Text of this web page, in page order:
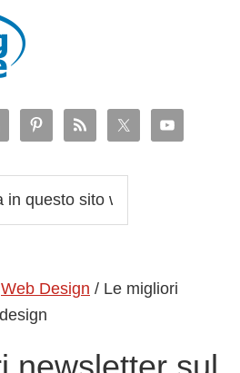
Web Design / Le migliori